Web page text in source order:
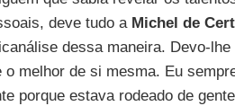
deve tudo a Michel de
dessa maneira. Devo-
o melhor de si mesma. Eu
porque estava rodeado de